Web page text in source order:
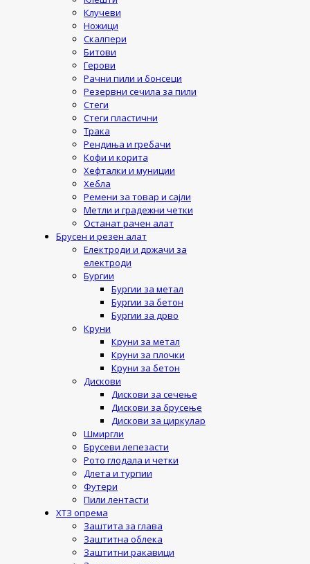
Клучеви
Ножици
Скалпери
Битови
Герови
Рачни пили и бонсеци
Резервни сечила за пили
Стеги
Стеги пластични
Трака
Рендиња и гребачи
Кофи и корита
Хефталки и муниции
Хебла
Ремени за товар и сајли
Метли и градежни четки
Останат рачен алат
Брусен и резен алат
Електроди и држачи за
електроди
Бургии
Бургии за метал
Бургии за бетон
Бургии за дрво
Круни
Круни за метал
Круни за плочки
Круни за бетон
Дискови
Дискови за сечење
Дискови за брусење
Дискови за циркулар
Шмиргли
Брусеви лепезасти
Рото глодала и четки
Длета и турпии
Футери
Пили лентасти
ХТЗ опрема
Заштита за глава
Заштитна облека
Заштитни ракавици